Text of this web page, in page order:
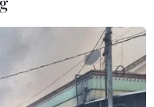
đàm phán